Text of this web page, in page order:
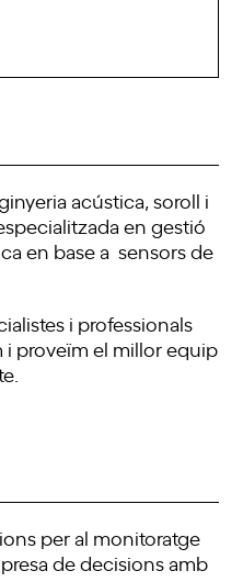
acústica, soroll i
en gestió
en base a sensors de
i professionals
proveïm el millor equip
per al monitoratge
de decisions amb